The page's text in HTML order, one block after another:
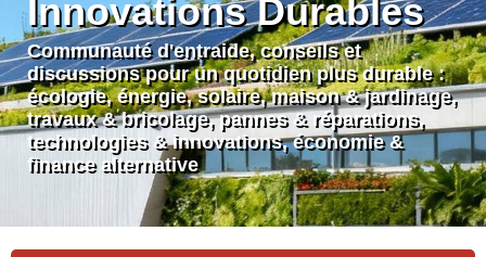
Innovations Durables
Communauté d'entraide, conseils et
discussions pour un quotidien plus durable :
écologie, énergie, solaire, maison & jardinage,
travaux & bricolage, pannes & réparations,
technologies & innovations, économie &
finance alternative